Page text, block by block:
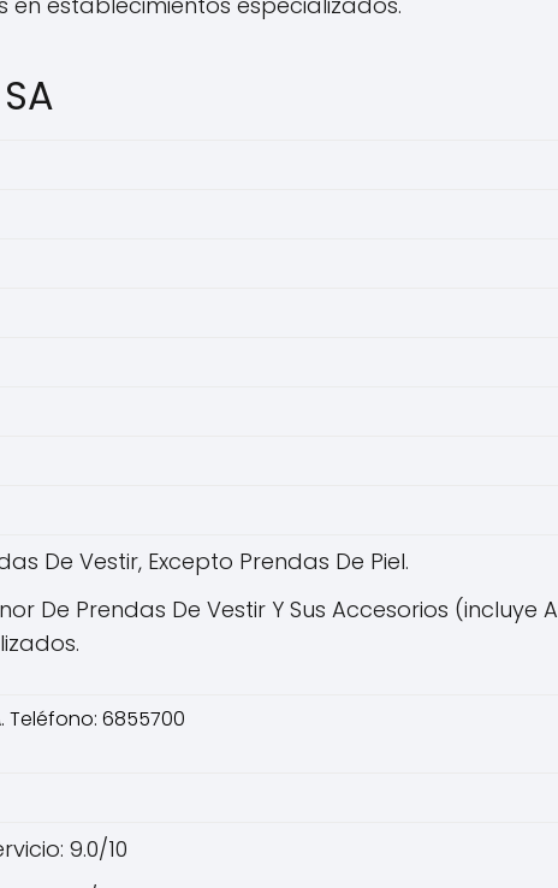
De Vestir, Excepto Prendas De Piel.
De Prendas De Vestir Y Sus Accesorios (incluye
Teléfono: 6855700
9.0/10